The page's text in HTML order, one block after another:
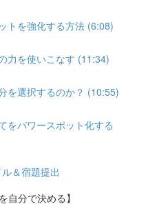
トを強化する方法 (6:08)
力を使いこなす (11:34)
を選択するのか？ (10:55)
パワースポット化する
＆宿題提出
分で決める】